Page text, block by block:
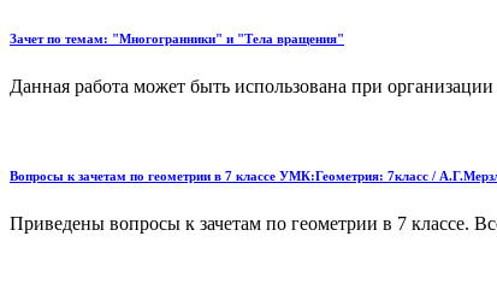
Зачет по темам: "Многогранники" и "Тела вращения"
Данная работа может быть использована при организации
Вопросы к зачетам по геометрии в 7 классе УМК:Геометрия: 7класс /
Приведены вопросы к зачетам по геометрии в 7 классе.